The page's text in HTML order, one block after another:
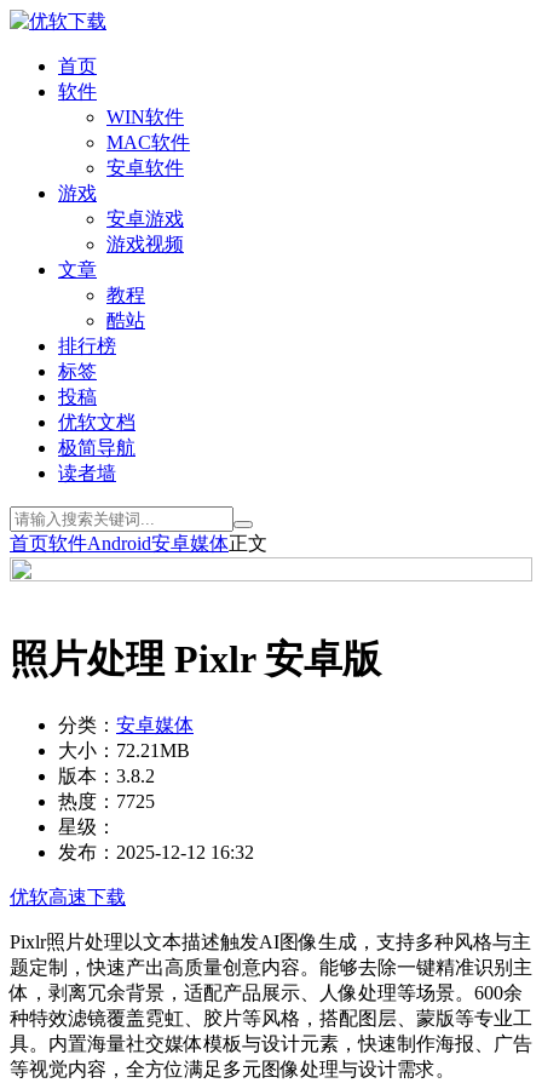
首页
软件
WIN软件
MAC软件
安卓软件
游戏
安卓游戏
游戏视频
文章
教程
酷站
排行榜
标签
投稿
优软文档
极简导航
读者墙
首页软件Android安卓媒体正文
照片处理 Pixlr 安卓版
分类： 安卓媒体
大小： 72.21MB
版本： 3.8.2
热度： 7725
星级：
发布： 2025-12-12 16:32
优软高速下载
Pixlr照片处理以文本描述触发AI图像生成，支持多种风格与主
题定制，快速产出高质量创意内容。能够去除一键精准识别主
体，剥离冗余背景，适配产品展示、人像处理等场景。600余
种特效滤镜覆盖霓虹、胶片等风格，搭配图层、蒙版等专业工
具。内置海量社交媒体模板与设计元素，快速制作海报、广告
等视觉内容，全方位满足多元图像处理与设计需求。